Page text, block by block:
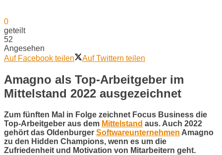
0
geteilt
52
Angesehen
Auf Facebook teilen
Auf Twittern teilen
Amagno als Top-Arbeitgeber im
Mittelstand 2022 ausgezeichnet
Zum fünften Mal in Folge zeichnet Focus Business die
Top-Arbeitgeber aus dem Mittelstand aus. Auch 2022
gehört das Oldenburger Softwareunternehmen Amagno
zu den Hidden Champions, wenn es um die
Zufriedenheit und Motivation von Mitarbeitern geht.